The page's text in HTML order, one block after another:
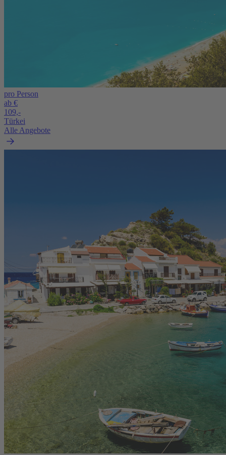
pro Person
ab €
109,-
Türkei
Alle Angebote